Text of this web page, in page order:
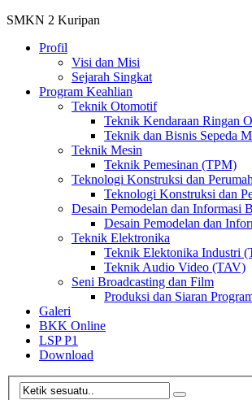
SMKN 2 Kuripan
Profil
Visi dan Misi
Sejarah Singkat
Program Keahlian
Teknik Otomotif
Teknik Kendaraan Ringan
Teknik dan Bisnis Sepeda
Teknik Mesin
Teknik Pemesinan (TPM)
Teknologi Konstruksi dan
Teknologi Konstruksi dan
Desain Pemodelan dan Informasi
Desain Pemodelan dan
Teknik Elektronika
Teknik Elektonika Industri
Teknik Audio Video (TAV)
Seni Broadcasting dan Film
Produksi dan Siaran
Galeri
BKK Online
LSP P1
Download